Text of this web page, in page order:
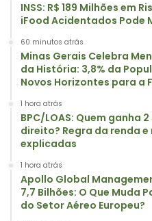
INSS: R$ 189 Milhões em
iFood Acidentados Pode
60 minutos atrás
Minas Gerais Celebra
da História: 3,8% da
Novos Horizontes para a
1 hora atrás
BPC/LOAS: Quem ganha
direito? Regra da renda
explicadas
1 hora atrás
Apollo Global
7,7 Bilhões: O Que Muda
do Setor Aéreo Europeu?